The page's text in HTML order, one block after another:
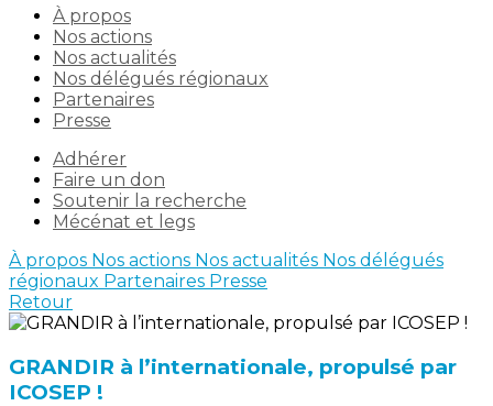
À propos
Nos actions
Nos actualités
Nos délégués régionaux
Partenaires
Presse
Adhérer
Faire un don
Soutenir la recherche
Mécénat et legs
À propos Nos actions Nos actualités Nos délégués
régionaux Partenaires Presse
Retour
GRANDIR à l’internationale, propulsé par
ICOSEP !